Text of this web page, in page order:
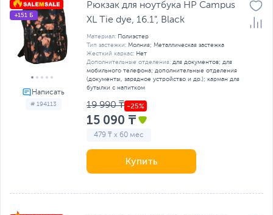
# 194113
+151 Б
Рюкзак для ноутбука HP Campus
XL Tie dye, 16.1", Black
Материал: Полиэстер
Тип застежки: Молния; Металлическая застежка
Жесткий каркас: Нет
Дополнительные отделения: для документов; для
мобильного телефона; дополнительные отделения
(документы, зарядное устройство и др.); карман для
бутылки с напитком
19 990 ₸
15 090 ₸
479 ₸ x 60 мес
Купить